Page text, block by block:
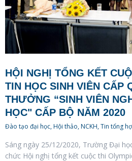
HỘI NGHỊ TỔNG KẾT
TIN HỌC SINH VIÊN CẤP
THƯỞNG “SINH VIÊN
HỌC" CẤP BỘ NĂM 2020
Đào tạo đại học, Hội thảo, NCKH,Tin tổng
Sáng ngày 25/12/2020, Trường Đại
chức Hội nghị tổng kết cuộc thi